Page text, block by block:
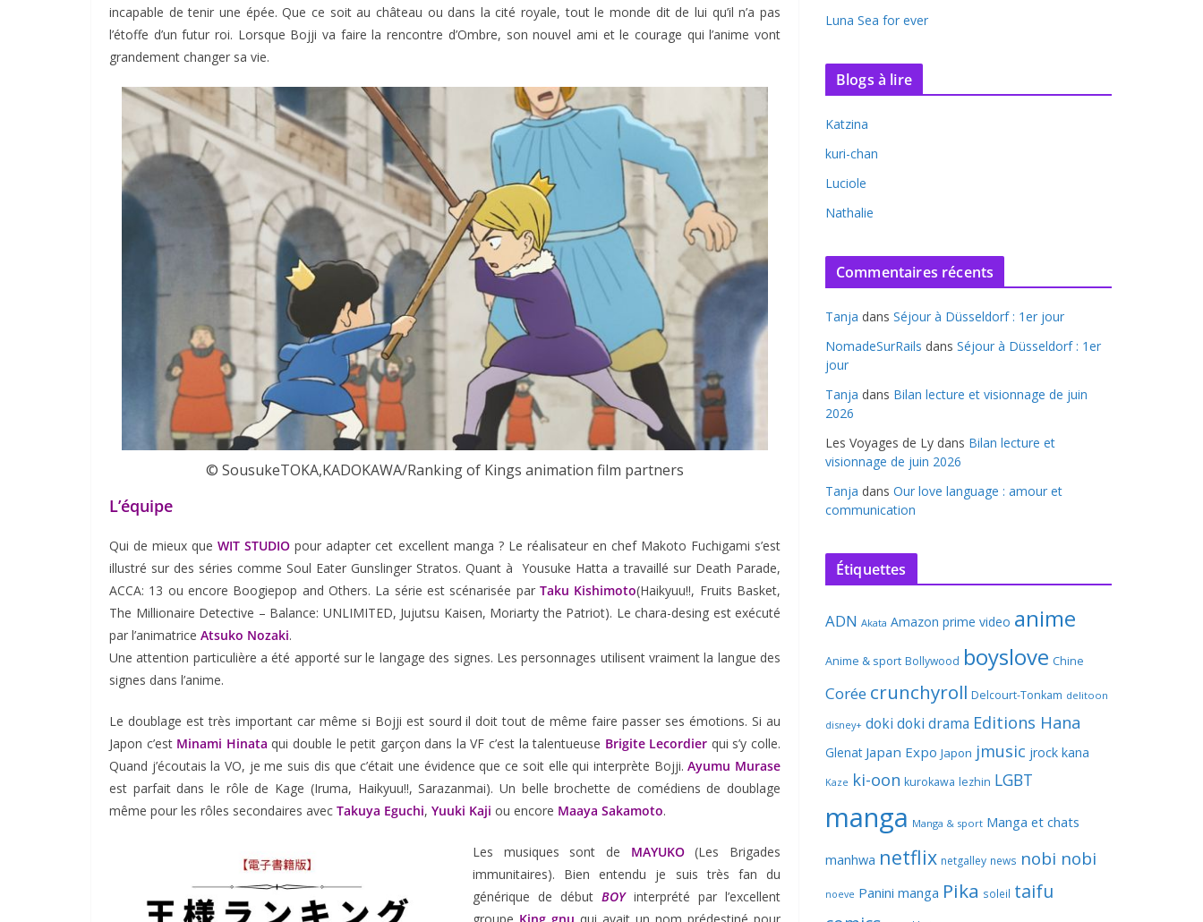
incapable de tenir une épée. Que ce soit au château ou dans la cité royale, tout le monde dit de lui qu’il n’a pas
l’étoffe d’un futur roi. Lorsque Bojji va faire la rencontre d’Ombre, son nouvel ami et le courage qui l’anime vont
grandement changer sa vie.
© SousukeTOKA,KADOKAWA/Ranking of Kings animation film partners
L’équipe
Qui de mieux queWIT STUDIO pour adapter cet excellent manga ? Le réalisateur en chef Makoto Fuchigami s’est
illustré sur des séries comme Soul Eater Gunslinger Stratos. Quant à Yousuke Hatta a travaillé sur Death Parade,
ACCA: 13 ou encore Boogiepop and Others. La série est scénarisée par Taku Kishimoto(Haikyuu!!, Fruits Basket,
The Millionaire Detective – Balance: UNLIMITED, Jujutsu Kaisen, Moriarty the Patriot). Le chara-desing est exécuté
par l’animatrice Atsuko Nozaki.
Une attention particulière a été apporté sur le langage des signes. Les personnages utilisent vraiment la langue des
signes dans l’anime.
Le doublage est très important car même si Bojji est sourd il doit tout de même faire passer ses émotions. Si au
Japon c’est Minami Hinata qui double le petit garçon dans la VF c’est la talentueuse Brigite Lecordier qui s’y colle.
Quand j’écoutais la VO, je me suis dis que c’était une évidence que ce soit elle qui interprète Bojji.Ayumu Murase
est parfait dans le rôle de Kage (Iruma, Haikyuu!!, Sarazanmai). Un belle brochette de comédiens de doublage
même pour les rôles secondaires avec Takuya Eguchi, Yuuki Kaji ou encore Maaya Sakamoto.
Les musiques sont de MAYUKO(Les Brigades
immunitaires). Bien entendu je suis très fan du
générique de début BOY interprété par l’excellent
Luna Sea for ever
Blogs à lire
Katzina
kuri-chan
Luciole
Nathalie
Commentaires récents
Tanja dans Séjour à Düsseldorf : 1er jour
NomadeSurRails dans Séjour à Düsseldorf : 1er
jour
Tanja dans Bilan lecture et visionnage de juin
2026
Les Voyages de Ly dans Bilan lecture et
visionnage de juin 2026
Tanja dans Our love language : amour et
communication
Étiquettes
ADN Akata Amazon prime video anime
Anime & sport Bollywood boyslove Chine
Corée crunchyroll Delcourt-Tonkam delitoon
disney+ doki doki drama Editions Hana
Glenat Japan Expo Japon jmusic jrock kana
Kaze ki-oon kurokawa lezhin LGBT
manga Manga & sport Manga et chats
manhwa netflix netgalley news nobi nobi
noeve Panini manga Pika soleil taifu